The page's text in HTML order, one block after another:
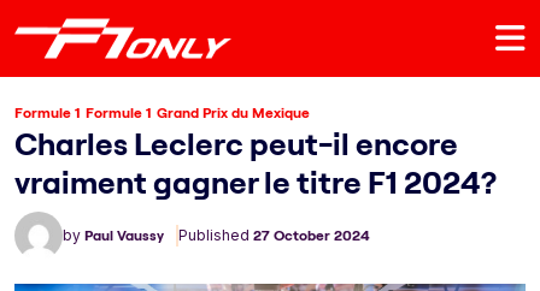
Formule 1 Formule 1 Grand Prix du Mexique
Charles Leclerc peut-il encore
vraiment gagner le titre F1 2024?
by Paul Vaussy Published 27 October 2024